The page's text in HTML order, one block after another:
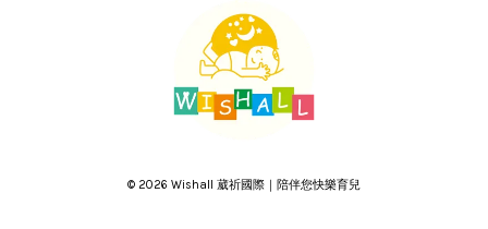
© 2026 Wishall 葳祈國際｜陪伴您快樂育兒